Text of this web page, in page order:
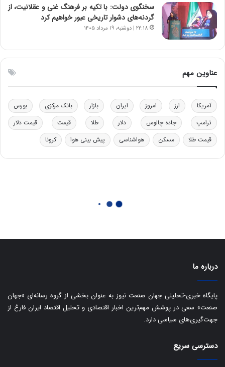
ب
ل
چ
ی
ن
ر
ت
ی
ا
ی
سخنگوی دولت: با تکیه بر فرهنگ غنی و عقلانیت، از
گردنه‌های دشوار تاریخی عبور خواهیم کرد
۲۲:۱۸ | دوشنبه، ۱۹ مرداد ۱۴۰۵
عناوین مهم
آمریکا ارز امروز ایران بازار بانک مرکزی
بورس
ترامپ
جاده چالوس دلار طلا قیمت
قیمت دلار
قیمت طلا
مسکن هواشناسی پیش بینی هوا کرونا
درباره ما
پایگاه خبری-تحلیلی جهان صنعت نیوز به عنوان بخشی از گروه رسانه‌ای «جهان
صنعت» سعی در پوشش مهم‌ترین اخبار اقتصادی و تحلیل اقتصاد ایران فارغ از
جهت‌گیری‌های سیاسی دارد.
دسترسی سریع